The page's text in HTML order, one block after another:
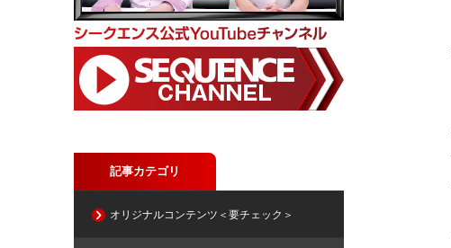
記事カテゴリ
オリジナルコンテンツ＜要チェック＞